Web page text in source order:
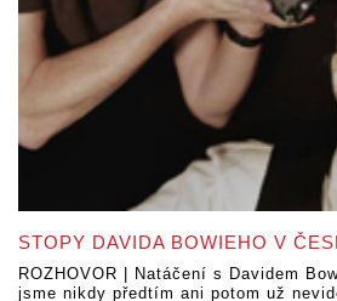
STOPY DAVIDA BOWIEHO V
ROZHOVOR | Natáčení s Davidem
jsme nikdy předtím ani potom už